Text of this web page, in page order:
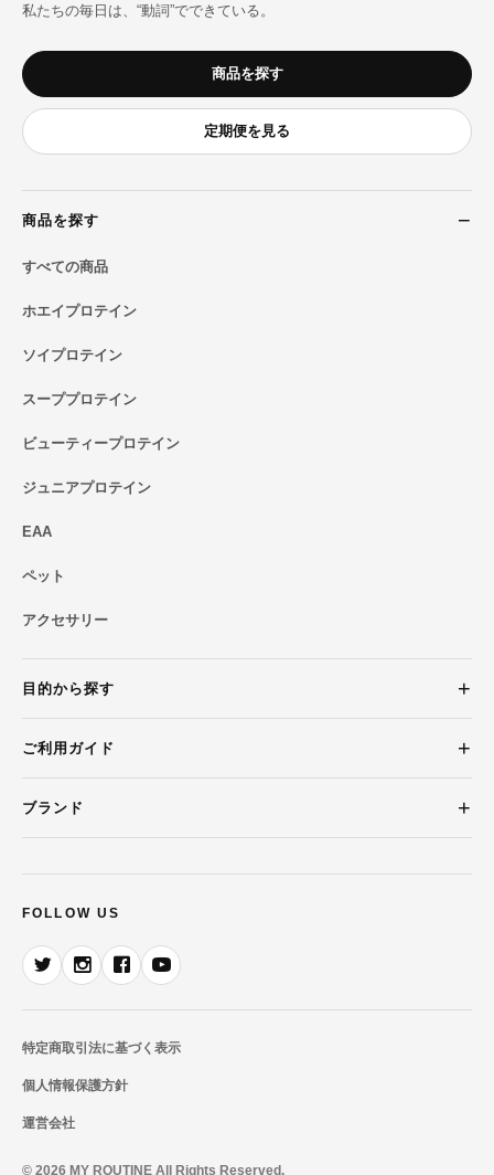
私たちの毎日は、“動詞”でできている。
商品を探す
定期便を見る
商品を探す
すべての商品
ホエイプロテイン
ソイプロテイン
スーププロテイン
ビューティープロテイン
ジュニアプロテイン
EAA
ペット
アクセサリー
目的から探す
ご利用ガイド
ブランド
FOLLOW US
特定商取引法に基づく表示
個人情報保護方針
運営会社
© 2026 MY ROUTINE All Rights Reserved.